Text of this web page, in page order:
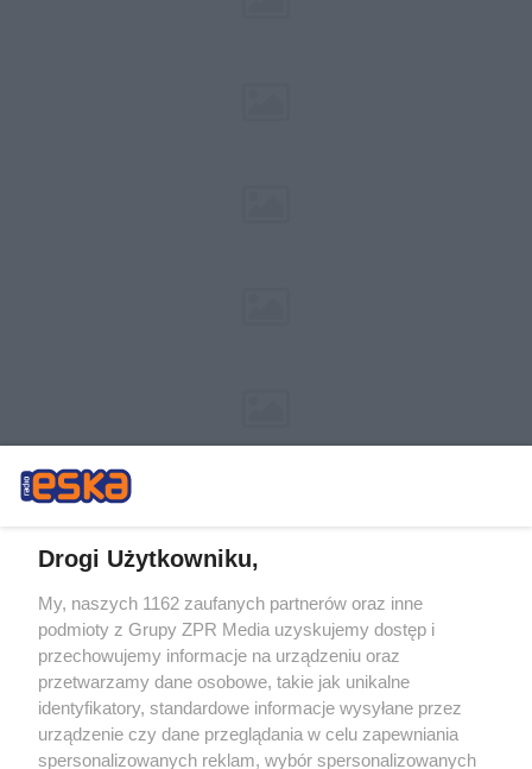
Żaden utwór zamieszczony w serwisie nie może być powielany i
rozpowszechniany lub dalej rozpowszechniany w jakikolwiek sposób (w
tym także elektroniczny lub mechaniczny) na jakimkolwiek polu
eksploatacji w jakiejkolwiek formie, włącznie z umieszczaniem w Internecie
bez pisemnej zgody właściciela praw. Jakiekolwiek użycie lub
wykorzystanie utworów w całości lub w części z naruszeniem prawa, tzn.
bez właściwej zgody, jest zabronione pod groźbą kary i może być ścigane
prawnie.
Drogi Użytkowniku,
My, naszych 1162 zaufanych partnerów oraz inne
podmioty z Grupy ZPR Media uzyskujemy dostęp i
przechowujemy informacje na urządzeniu oraz
przetwarzamy dane osobowe, takie jak unikalne
identyfikatory, standardowe informacje wysyłane przez
urządzenie czy dane przeglądania w celu zapewniania
spersonalizowanych reklam, wybór spersonalizowanych